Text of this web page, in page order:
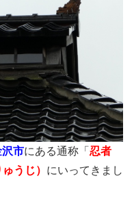
市にある通称「 忍者
うじ） にいってきまし